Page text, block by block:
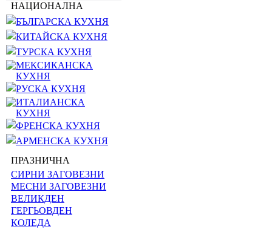
НАЦИОНАЛНА
БЪЛГАРСКА КУХНЯ
КИТАЙСКА КУХНЯ
ТУРСКА КУХНЯ
МЕКСИКАНСКА
КУХНЯ
РУСКА КУХНЯ
ИТАЛИАНСКА
КУХНЯ
ФРЕНСКА КУХНЯ
АРМЕНСКА КУХНЯ
ПРАЗНИЧНА
СИРНИ ЗАГОВЕЗНИ
МЕСНИ ЗАГОВЕЗНИ
ВЕЛИКДЕН
ГЕРГЬОВДЕН
КОЛЕДА